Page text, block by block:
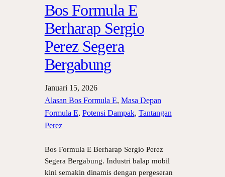
Bos Formula E
Berharap Sergio
Perez Segera
Bergabung
Januari 15, 2026
Alasan Bos Formula E, Masa Depan
Formula E, Potensi Dampak, Tantangan
Perez
Bos Formula E Berharap Sergio Perez
Segera Bergabung. Industri balap mobil
kini semakin dinamis dengan pergeseran